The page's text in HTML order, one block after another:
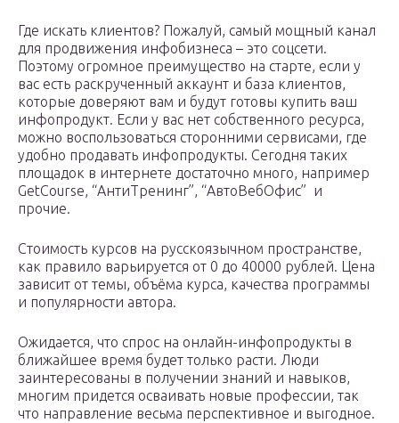
Где искать клиентов? Пожалуй, самый мощный канал
для продвижения инфобизнеса – это соцсети.
Поэтому огромное преимущество на старте, если у
вас есть раскрученный аккаунт и база клиентов,
которые доверяют вам и будут готовы купить ваш
инфопродукт. Если у вас нет собственного ресурса,
можно воспользоваться сторонними сервисами, где
удобно продавать инфопродукты. Сегодня таких
площадок в интернете достаточно много, например
GetCourse, “АнтиТренинг”, “АвтоВебОфис” и
прочие.
Стоимость курсов на русскоязычном пространстве,
как правило варьируется от 0 до 40000 рублей. Цена
зависит от темы, объёма курса, качества программы
и популярности автора.
Ожидается, что спрос на онлайн-инфопродукты в
ближайшее время будет только расти. Люди
заинтересованы в получении знаний и навыков,
многим придется осваивать новые профессии, так
что направление весьма перспективное и выгодное.